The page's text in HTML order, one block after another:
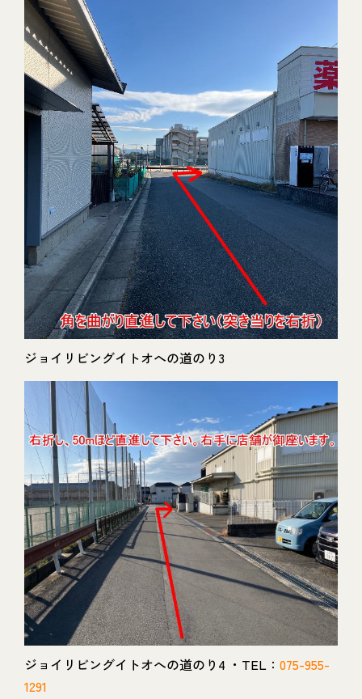
ジョイリビングイトオへの道のり3
ジョイリビングイトオへの道のり4 ・TEL： 075-955-
1291